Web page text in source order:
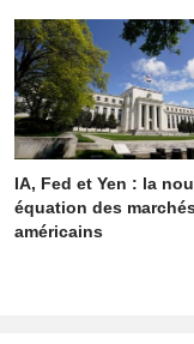
IA, Fed et Yen : la
équation des
américains